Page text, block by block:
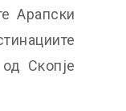
Арапски
Скопје